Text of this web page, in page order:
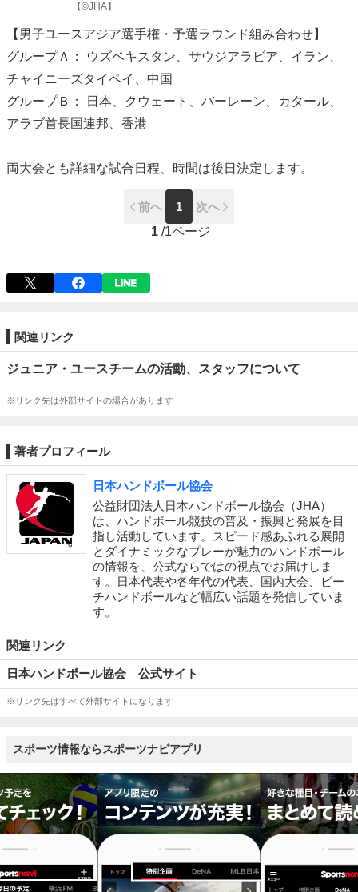
【©JHA】
【男子ユースアジア選手権・予選ラウンド組み合わせ】
グループＡ： ウズベキスタン、サウジアラビア、イラン、
チャイニーズタイペイ、中国
グループＢ： 日本、クウェート、バーレーン、カタール、
アラブ首長国連邦、香港
両大会とも詳細な試合日程、時間は後日決定します。
前へ 1
次へ
1 /1ページ
関連リンク
ジュニア・ユースチームの活動、スタッフについて
※リンク先は外部サイトの場合があります
著者プロフィール
日本ハンドボール協会
公益財団法人日本ハンドボール協会（JHA）
は、ハンドボール競技の普及・振興と発展を目
指し活動しています。スピード感あふれる展開
とダイナミックなプレーが魅力のハンドボール
の情報を、公式ならではの視点でお届けしま
す。日本代表や各年代の代表、国内大会、ビー
チハンドボールなど幅広い話題を発信していま
す。
関連リンク
日本ハンドボール協会 公式サイト
※リンク先はすべて外部サイトになります
スポーツ情報ならスポーツナビアプリ